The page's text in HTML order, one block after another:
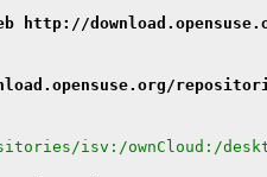
http://
isv:/ownCloud:/